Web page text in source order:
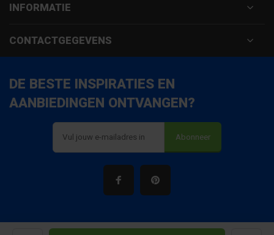
INFORMATIE
CONTACTGEGEVENS
DE BESTE INSPIRATIES EN
AANBIEDINGEN ONTVANGEN?
Abonneer